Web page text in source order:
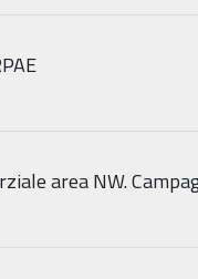
area NW.